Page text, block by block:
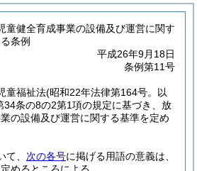
童健全育成事業の設備及び運営に関す
条例
平成26年9月18日
条例第11号
童福祉法(昭和22年法律第164号。以
34条の8の2第1項の規定に基づき、放
の設備及び運営に関する基準を定め
て、 次の各号に掲げる用語の意義は、